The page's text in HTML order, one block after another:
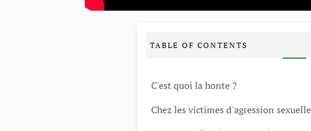
TABLE OF CONTENTS
C'est quoi la honte ?
Chez les victimes d'agression sexuelle